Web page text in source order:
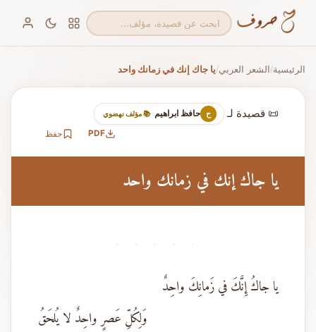
الرئيسية/الشعر العربي/يا جاك إنك في زمانك واحد
📜 قصيدة لـ ح حافظ ابراهيم 📚 مؤلف نهضوي
PDF حفظ
يا جاك إنك في زمانك واحد
· · · · ·
يا جاكُ إِنَّكَ في زَمانِكَ واحِدٌ
وَلِكُلِّ عَصرٍ واحِدٌ لا يُلحَقُ